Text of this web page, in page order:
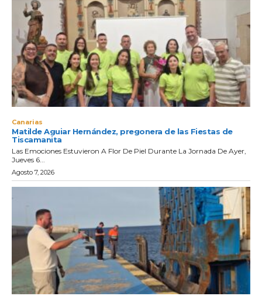
Canarias
Matilde Aguiar Hernández, pregonera de las Fiestas de
Tiscamanita
Las Emociones Estuvieron A Flor De Piel Durante La Jornada De Ayer,
Jueves 6...
Agosto 7, 2026